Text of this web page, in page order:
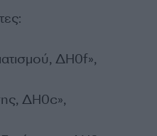
ΔΗ0f»,
ΔΗ0c»,